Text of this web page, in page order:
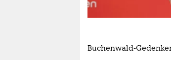
abo
Buchenwald-